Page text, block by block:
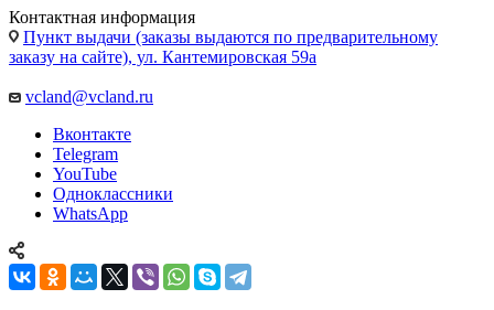
Контактная информация
Пункт выдачи (заказы выдаются по предварительному
заказу на сайте), ул. Кантемировская 59а
vcland@vcland.ru
Вконтакте
Telegram
YouTube
Одноклассники
WhatsApp